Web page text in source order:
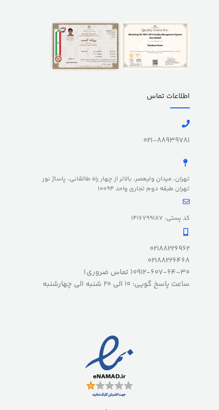
اطلاعات تماس
021-88939781
تهران، میدان ولیعصر، بالاتر از چهار راه طالقانی، پاساژ نور
تهران طبقه دوم تجاری واحد 10094
کد پستی: 1416799187
02188226962
02188226468
0912-607-64-30( تماس ضروری)
ساعت پاسخ گویی: 10 الی 20 شنبه الی چهارشنبه